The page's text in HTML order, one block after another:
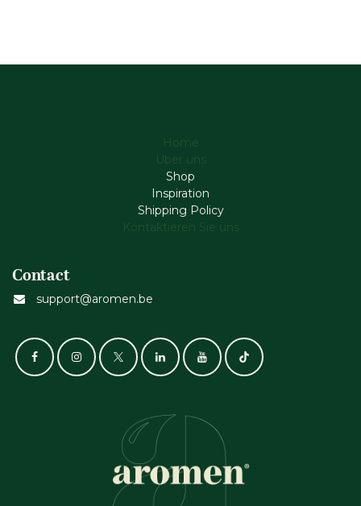
Home
Über uns
Shop
Inspiration
Shipping Policy
Kontaktieren Sie uns
Contact
support@aromen.be